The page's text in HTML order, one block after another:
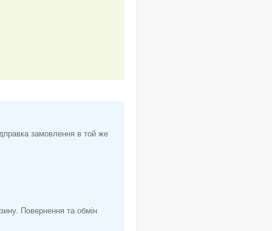
замовлення в той же
Повернення та обмін